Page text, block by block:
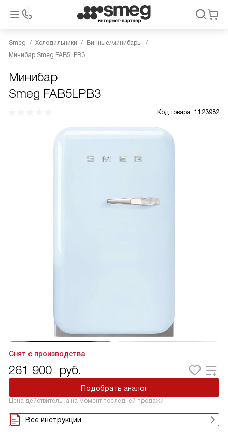
Smeg Холодильники
Винные/минибары
Минибар Smeg FAB5LPB3
Минибар
Smeg FAB5LPB3
Код товара: 1123982
Снят с производства
261 900 руб.
Подобрать аналог
Цена действительна на момент последней продажи
Все инструкции